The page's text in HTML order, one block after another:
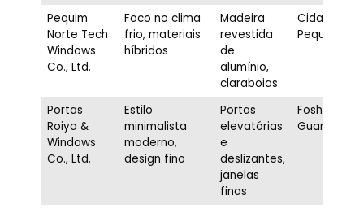
Pequim
Norte Tech
Windows
Co., Ltd.
Foco no clima
frio, materiais
híbridos
Madeira
revestida
de
alumínio,
claraboias
Cidade de
Pequim
Portas
Roiya &
Windows
Co., Ltd.
Estilo
minimalista
moderno,
design fino
Portas
elevatórias
e
deslizantes,
janelas
finas
Foshan,
Guangdong